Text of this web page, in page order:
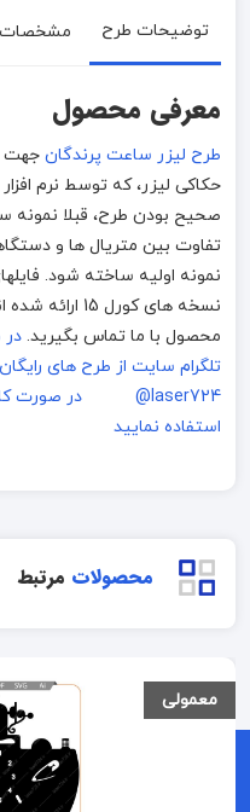
توضیحات طرح
معرفی محصول
طرح لیزر ساعت پرندگان جهت
صحیح بودن طرح، قبلا نمونه
تفاوت بین متریال ها و
نسخه های
محصول با ما تماس بگیرید.
تلگرام سایت از طرح های
laser724@
در صورت
استفاده نمایید
محصولات مرتبط
معمولی